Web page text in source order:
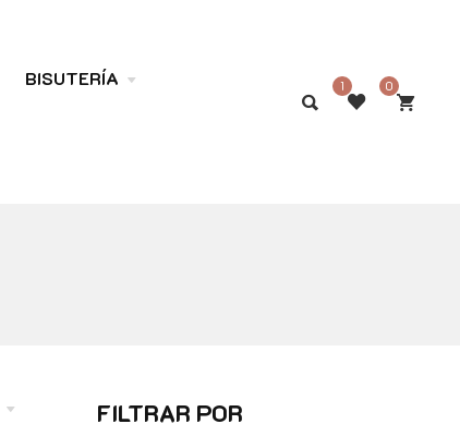
BISUTERÍA 1 0
FILTRAR POR